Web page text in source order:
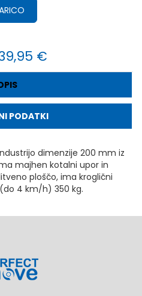
€
PODATKI
dimenzije 200 mm iz
majhen kotalni upor in
ploščo, ima kroglični
4 km/h) 350 kg.